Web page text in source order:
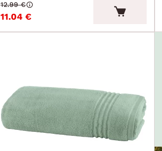
11.04 €
12.99 €